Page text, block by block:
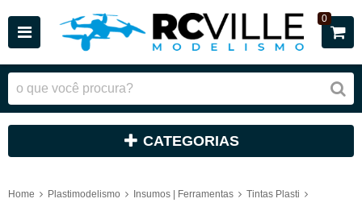
0
CATEGORIAS
Home Plastimodelismo Insumos | Ferramentas
Tintas Plasti